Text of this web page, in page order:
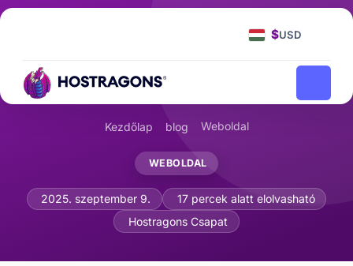
$USD
Kezdőlap blog Weboldal
WEBOLDAL
WordPress vs. Egyedi weboldal:
2025. szeptember 9.
17 percek alatt elolvasható
Hostragons Csapat